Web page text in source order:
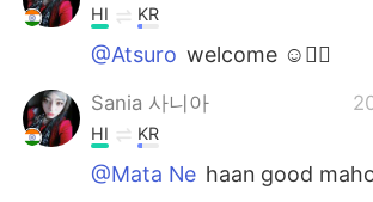
HI KR
@Atsuro welcome ☺️✌🏻
Sania 사니아
HI KR
@Mata Ne haan good